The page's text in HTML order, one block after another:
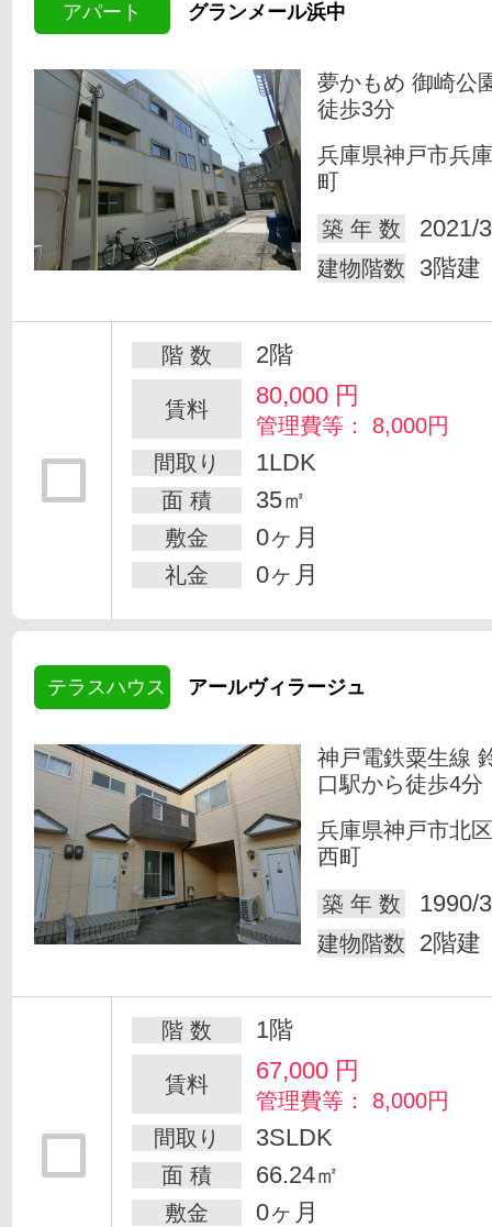
アパート グランメール浜中
夢かもめ 御崎公
徒歩3分
兵庫県神戸市兵
町
築 年 数
2021/
建物階数 3階建
階 数 2階
賃料 80,000 円
管理費等： 8,000円
間取り
1LDK
面 積 35㎡
敷金 0ヶ月
礼金 0ヶ月
テラスハウス アールヴィラージュ
神戸電鉄粟生線
口駅から徒歩4分
兵庫県神戸市北
西町
築 年 数
1990/
建物階数 2階建
階 数 1階
賃料 67,000 円
管理費等： 8,000円
間取り
3SLDK
面 積 66.24㎡
敷金 0ヶ月